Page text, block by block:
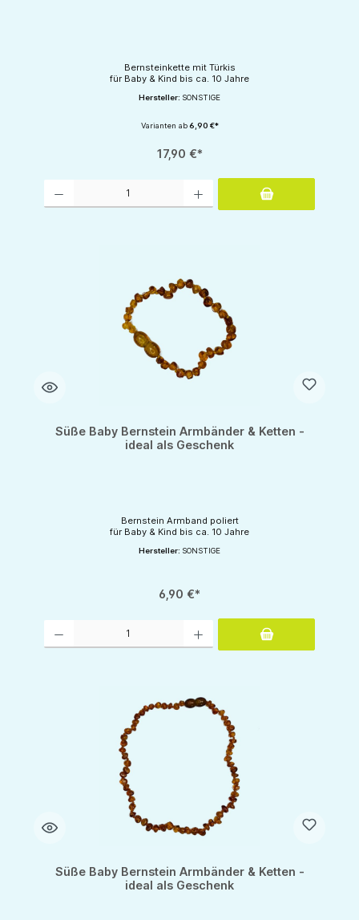
Bernsteinkette mit Türkis
für Baby & Kind bis ca. 10 Jahre
Hersteller: SONSTIGE
Varianten ab6,90 €*
17,90 €*
Süße Baby Bernstein Armbänder & Ketten -
ideal als Geschenk
Bernstein Armband poliert
für Baby & Kind bis ca. 10 Jahre
Hersteller: SONSTIGE
6,90 €*
Süße Baby Bernstein Armbänder & Ketten -
ideal als Geschenk